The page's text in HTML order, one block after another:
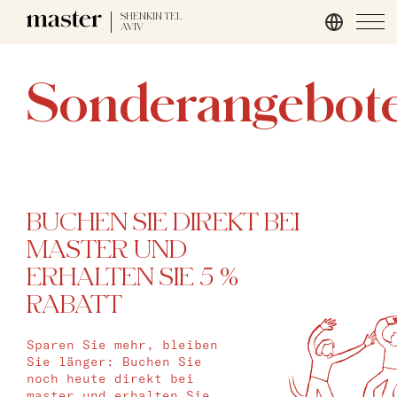
SHENKIN TEL
AVIV
master Altona
London
master St. Paul’s
master Cannon
master Farringdon
Rom
BUCHEN SIE DIREKT BEI
MASTER UND
ERHALTEN SIE 5 %
RABATT
Sparen Sie mehr, bleiben
Sie länger: Buchen Sie
noch heute direkt bei